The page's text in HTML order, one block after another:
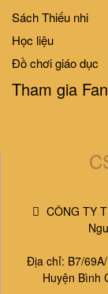
Sách Thiếu nhi
Học liệu
Đồ chơi giáo dục
Tham gia
CÔNG TY
Địa chỉ: B7/
Huyện Bình